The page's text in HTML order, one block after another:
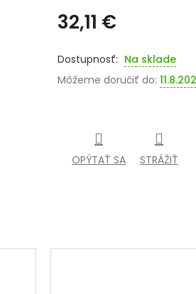
32,11 €
cena:
Na sklade
Môžeme doručiť do:
OPÝTAŤ SA STRÁŽIŤ